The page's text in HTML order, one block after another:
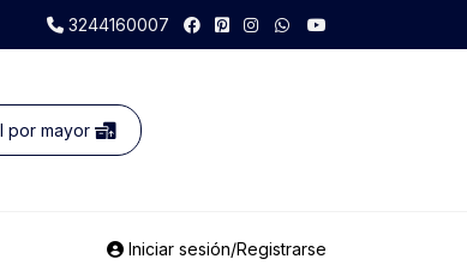
3244160007
por mayor
Iniciar sesión/Registrarse